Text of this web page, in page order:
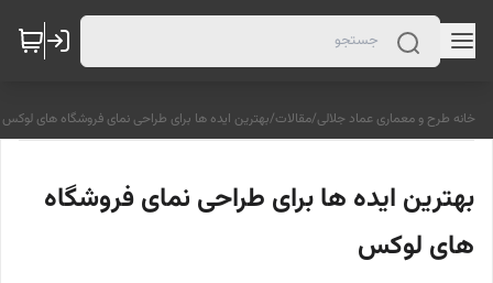
خانه طرح و معماری عماد جلالی/مقالات/بهترین ایده ها برای طراحی نمای فروشگاه های لوکس
بهترین ایده ها برای طراحی نمای فروشگاه
های لوکس